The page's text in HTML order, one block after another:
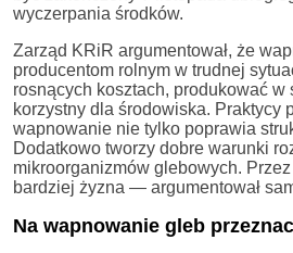
wyczerpania środków.
Zarząd KRiR argumentował, że
producentom rolnym w trudnej
rosnących kosztach, produkować w
korzystny dla środowiska. Praktycy
wapnowanie nie tylko poprawia
Dodatkowo tworzy dobre warunki
mikroorganizmów glebowych.
bardziej żyzna — argumentował
Na wapnowanie gleb